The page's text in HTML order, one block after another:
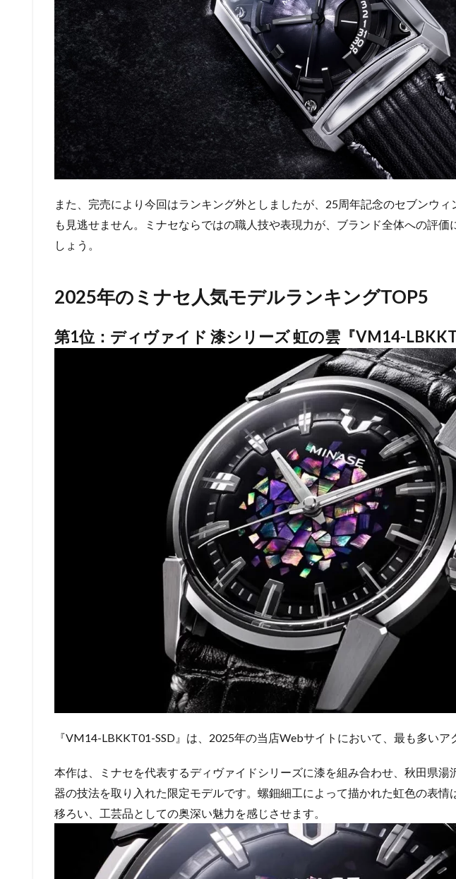
また、完売により今回はランキング外としましたが、25周年記念のセブンウ
も見逃せません。ミナセならではの職人技や表現力が、ブランド全体への評価
しょう。
2025年のミナセ人気モデルランキングTOP5
第1位：ディヴァイド 漆シリーズ 虹の雲『VM14-
『VM14-LBKKT01-SSD』は、2025年の当店Webサイトにおいて、最も多いア
本作は、ミナセを代表するディヴァイドシリーズに漆を組み合わせ、秋田県湯
器の技法を取り入れた限定モデルです。螺鈿細工によって描かれた虹色の表情
移ろい、工芸品としての奥深い魅力を感じさせます。